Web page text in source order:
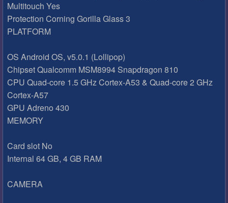
Multitouch Yes
Protection Corning Gorilla Glass 3
PLATFORM
OS Android OS, v5.0.1 (Lollipop)
Chipset Qualcomm MSM8994 Snapdragon 810
CPU Quad-core 1.5 GHz Cortex-A53 & Quad-core 2 GHz
Cortex-A57
GPU Adreno 430
MEMORY
Card slot No
Internal 64 GB, 4 GB RAM
CAMERA